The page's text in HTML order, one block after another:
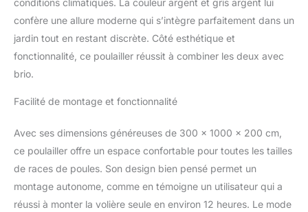
animaux. Bon à savoir :
【Pour éviter les
dommages causés par les
fortes accumulations de
neige, nous vous
toit en hiver. Son toit en
à l'eau et aux UV La porte
est équipée d'une serrure,
accrue à vos petits
animaux.Bon à savoir
:Pour éviter les dommages
confère une allure moderne qui s’intègre parfaitement dans un
jardin tout en restant discrète. Côté esthétique et
fonctionnalité, ce poulailler réussit à combiner les deux avec
brio.
Facilité de montage et fonctionnalité
Avec ses dimensions généreuses de 300 x 1000 x 200 cm,
ce poulailler offre un espace confortable pour toutes les tailles
de races de poules. Son design bien pensé permet un
montage autonome, comme en témoigne un utilisateur qui a
réussi à monter la volière seule en environ 12 heures. Le mode